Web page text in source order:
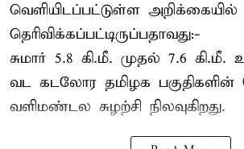
வெளியிடப்பட்டுள்ள அறிக்கையில்
தெரிவிக்கப்பட்டிருப்பதாவது:-
சுமார் 5.8 கி.மீ. முதல் 7.6
வட கடலோர தமிழக பகுதிகளின்
வளிமண்டல சுழற்சி நிலவுகிறது.